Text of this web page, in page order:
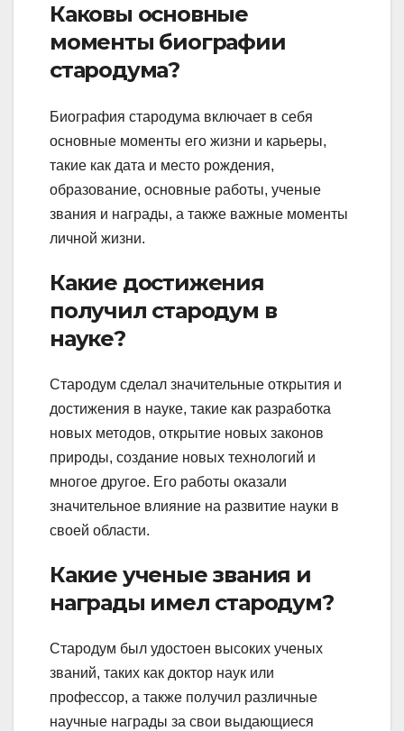
Каковы основные
моменты биографии
стародума?
Биография стародума включает в себя
основные моменты его жизни и карьеры,
такие как дата и место рождения,
образование, основные работы, ученые
звания и награды, а также важные моменты
личной жизни.
Какие достижения
получил стародум в
науке?
Стародум сделал значительные открытия и
достижения в науке, такие как разработка
новых методов, открытие новых законов
природы, создание новых технологий и
многое другое. Его работы оказали
значительное влияние на развитие науки в
своей области.
Какие ученые звания и
награды имел стародум?
Стародум был удостоен высоких ученых
званий, таких как доктор наук или
профессор, а также получил различные
научные награды за свои выдающиеся